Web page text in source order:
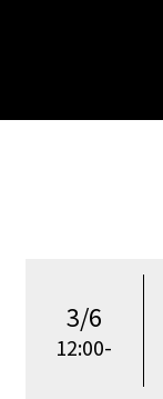
3/6
12:00-